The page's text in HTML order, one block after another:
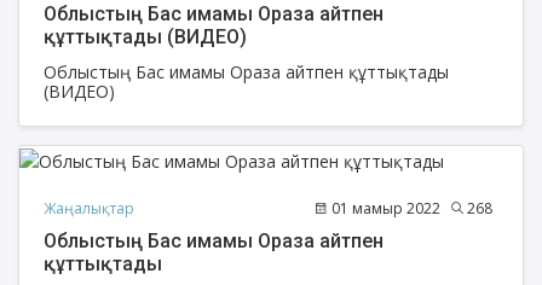
Облыстың Бас имамы Ораза айтпен
құттықтады (ВИДЕО)
Облыстың Бас имамы Ораза айтпен құттықтады
(ВИДЕО)
Жаңалықтар 01 мамыр 2022 268
Облыстың Бас имамы Ораза айтпен
құттықтады